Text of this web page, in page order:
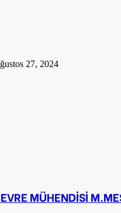
27, 2024
MÜHENDİSİ